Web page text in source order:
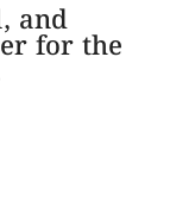
and
for the